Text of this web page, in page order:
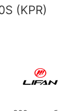
(KPR)